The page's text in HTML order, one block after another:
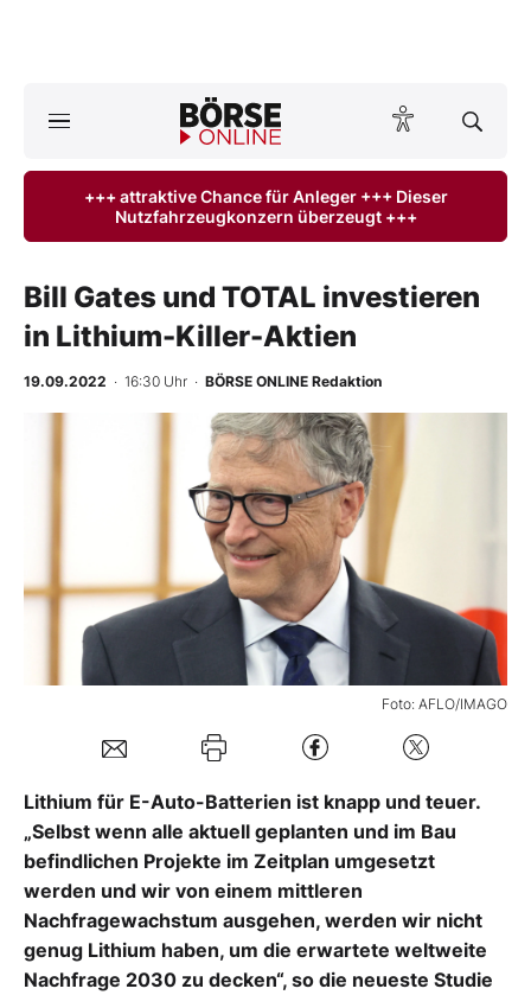
Anlageprodukte
Finanz-Check
Abo & Shop
Mein Konto
Folgen Sie uns
Kontakt
+++ attraktive Chance für Anleger +++ Dieser
Nutzfahrzeugkonzern überzeugt +++
Bill Gates und TOTAL investieren
in Lithium-Killer-Aktien
19.09.2022 · 16:30 Uhr · BÖRSE ONLINE Redaktion
Foto: AFLO/IMAGO
Lithium für E-Auto-Batterien ist knapp und teuer.
„Selbst wenn alle aktuell geplanten und im Bau
befindlichen Projekte im Zeitplan umgesetzt
werden und wir von einem mittleren
Nachfragewachstum ausgehen, werden wir nicht
genug Lithium haben, um die erwartete weltweite
Nachfrage 2030 zu decken“, so die neueste Studie